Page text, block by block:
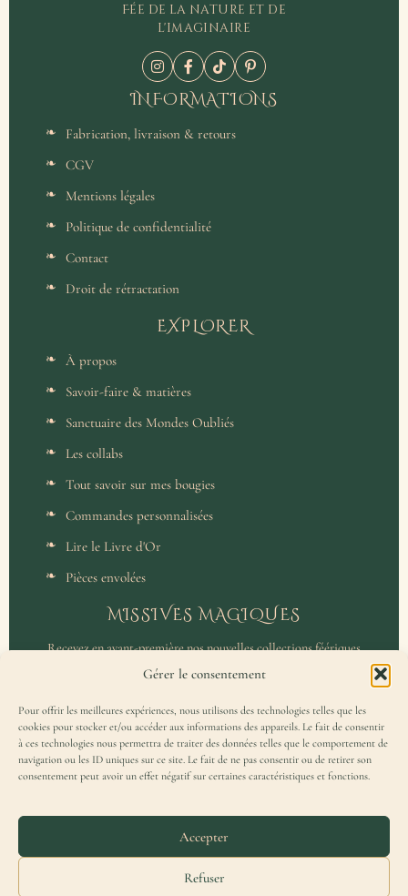
Gérer le consentement
Pour offrir les meilleures expériences, nous utilisons des technologies telles que les
cookies pour stocker et/ou accéder aux informations des appareils. Le fait de consentir
à ces technologies nous permettra de traiter des données telles que le comportement de
navigation ou les ID uniques sur ce site. Le fait de ne pas consentir ou de retirer son
consentement peut avoir un effet négatif sur certaines caractéristiques et fonctions.
Accepter
Refuser
Fée de la nature et de
l'imaginaire
INFORMATIONS
Fabrication, livraison & retours
CGV
Mentions légales
Politique de confidentialité
Contact
Droit de rétractation
EXPLORER
À propos
Savoir-faire & matières
Sanctuaire des Mondes Oubliés
Les collabs
Tout savoir sur mes bougies
Commandes personnalisées
Lire le Livre d'Or
Pièces envolées
MISSIVES MAGIQUES
Recevez en avant-première nos nouvelles collections féériques
et un accès privilégié aux coulisses de l'atelier.
J'accepte de recevoir la Missive Magique et j'ai lu lapolitique de